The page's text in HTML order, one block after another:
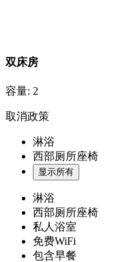
双床房
容量: 2
取消政策
淋浴
西部厕所座椅
显示所有
淋浴
西部厕所座椅
私人浴室
免费WiFi
包含早餐